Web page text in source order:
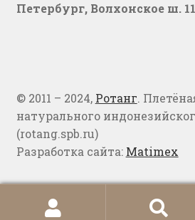
Петербург, Волхонское ш.
© 2011 – 2024, Ротанг.
натурального
(rotang.spb.ru)
Разработка сайта: Matimex
Искать: